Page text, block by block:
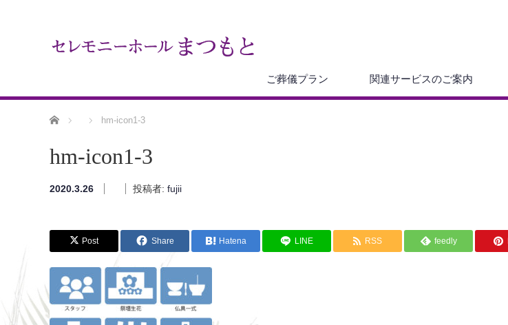
ご葬儀プラン 関連サービスのご案内
ホーム hm-icon1-3
hm-icon1-3
2020.3.26 投稿者: fujii
Post Share Hatena LINE RSS feedly